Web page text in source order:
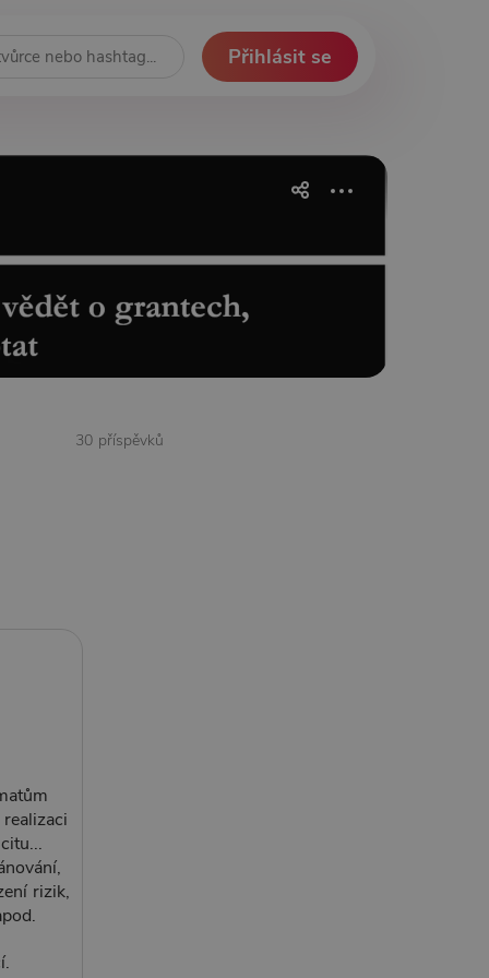
Přihlásit se
30 příspěvků
rizik,